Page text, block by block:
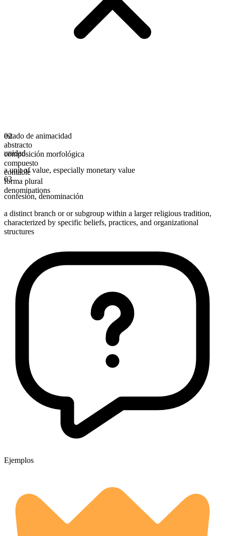
estado de animacidad
abstracto
composición morfológica
compuesto
contable
forma plural
denominations
02
unidad
a unit of value, especially monetary value
03
confesión, denominación
a distinct branch or or subgroup within a larger religious tradition,
characterized by specific beliefs, practices, and organizational
structures
Ejemplos